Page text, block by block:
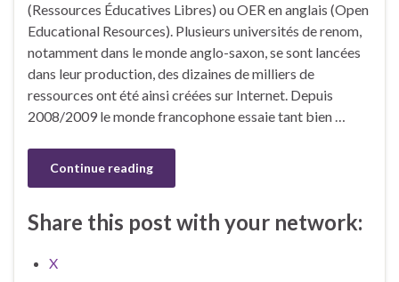
(Ressources Éducatives Libres) ou OER en anglais (Open
Educational Resources). Plusieurs universités de renom,
notamment dans le monde anglo-saxon, se sont lancées
dans leur production, des dizaines de milliers de
ressources ont été ainsi créées sur Internet. Depuis
2008/2009 le monde francophone essaie tant bien …
Continue reading
Share this post with your network:
X